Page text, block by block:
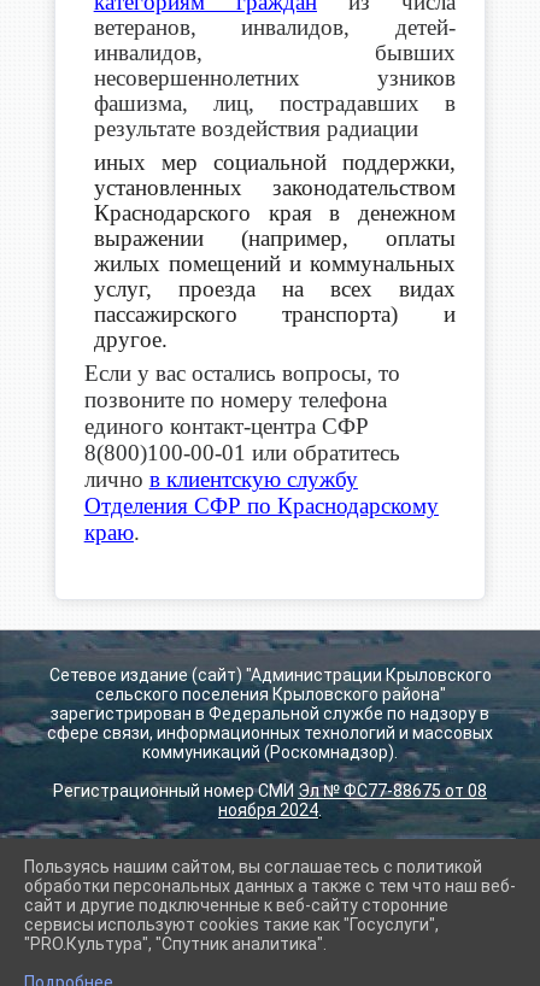
ветеранов, инвалидов, детей-
инвалидов, бывших
несовершеннолетних узников
фашизма, лиц, пострадавших в
результате воздействия радиации
иных мер социальной поддержки,
установленных законодательством
Краснодарского края в денежном
выражении (например, оплаты
жилых помещений и коммунальных
услуг, проезда на всех видах
пассажирского транспорта) и
другое.
Если у вас остались вопросы, то
позвоните по номеру телефона
единого контакт-центра СФР
8(800)100-00-01 или обратитесь
лично в клиентскую службу
Отделения СФР по Краснодарскому
краю.
Сетевое издание (сайт) "Администрации Крыловского
сельского поселения Крыловского района"
зарегистрирован в Федеральной службе по надзору в
сфере связи, информационных технологий и массовых
коммуникаций (Роскомнадзор).
Регистрационный номер СМИ Эл № ФС77-88675 от 08
ноября 2024
2026 г. krilovskay.ru
Вход
Карта сайта
Политика обработки персональных данных
Пользуясь нашим сайтом, вы соглашаетесь с политикой
обработки персональных данных а также с тем что наш веб-
сайт и другие подключенные к веб-сайту сторонние
сервисы используют cookies такие как "Госуслуги",
"PRO.Культура", "Спутник аналитика".